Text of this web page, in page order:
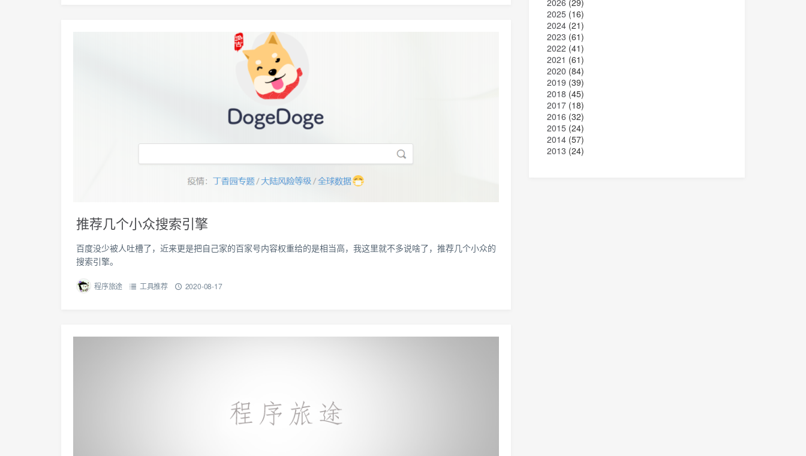
推荐几个小众搜索引擎
百度没少被人吐槽了，近来更是把自己家的百家号内容权重给的是相当高，我这里就不多说啥了，推荐几个小众的
搜索引擎。
程序旅途 工具推荐 2020-08-17
2024 (21)
2023 (61)
2022 (41)
2021 (61)
2020 (84)
2019 (39)
2018 (45)
2017 (18)
2016 (32)
2015 (24)
2014 (57)
2013 (24)